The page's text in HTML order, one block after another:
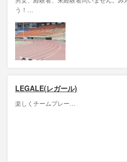
う！…
LEGALE(レガール)
楽しくチームプレー…